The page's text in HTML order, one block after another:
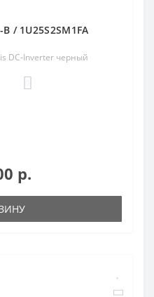
B / 1U25S2SM1FA
DC-Inverter черный
р.